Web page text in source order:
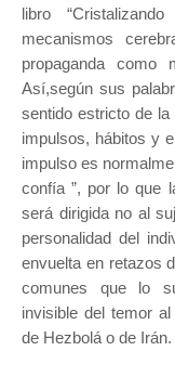
libro
mecanismos
propaganda como
Así,según sus
sentido estricto de
impulsos, hábitos y
impulso es
confía ”, por lo que
será dirigida no al
personalidad del
envuelta en retazos
comunes que lo
invisible del temor
de Hezbolá o de Irán.